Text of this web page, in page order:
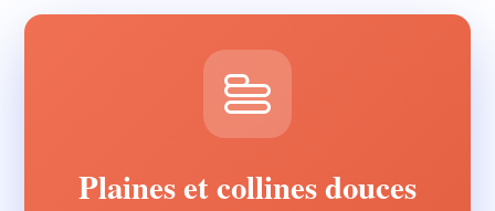
Plaines et collines douces